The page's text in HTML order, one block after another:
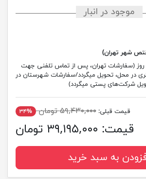
موجود در انبار
شهر تهران)
حداکثر 5 روز (سفارشات تهران، پس از تماس تلفنی جهت
در محل، تحویل میگردد/سفارشات شهرستان در
شرکت‌های پستی میگردد)
قیمت قبلی: ۵۹,۴۳۰,۰۰۰ تومان ۳۴%
قیمت: ۳۹,۱۹۵,۰۰۰ تومان
به سبد خرید